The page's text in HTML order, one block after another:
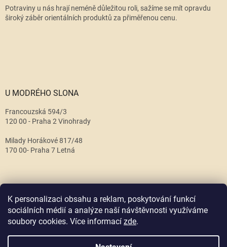
K personalizaci obsahu a reklam, poskytování funkcí
sociálních médií a analýze naší návštěvnosti využíváme
soubory cookies. Více informací zde.
Potraviny u nás hrají neméně důležitou roli, sažíme se mít opravdu
široký záběr orientálních produktů za přiměřenou cenu.
U MODRÉHO SLONA
Francouzská 594/3
120 00 - Praha 2 Vinohrady
Milady Horákové 817/48
170 00- Praha 7 Letná